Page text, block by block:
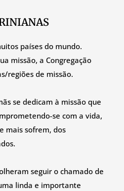
países do mundo.
missão, a Congregação
regiões de missão.
se dedicam à missão que
se com a vida,
mais sofrem, dos
seguir o chamado de
linda e importante